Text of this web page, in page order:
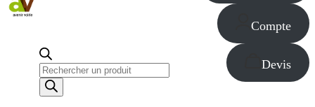
Recherche
de
produits
Compte
Devis